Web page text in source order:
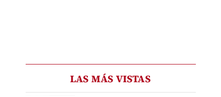
LAS MÁS VISTAS